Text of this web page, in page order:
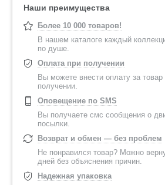
Наши преимущества
Более 10 000 товаров!
В нашем каталоге каждый
по душе.
Оплата при получении
Вы можете внести оплату за
получении.
Оповещение по SMS
Вы получаете смс сообщения о
посылки.
Возврат и обмен — без проблем
Не понравился товар? Можно
дней без объяснения причин.
Надежная упаковка